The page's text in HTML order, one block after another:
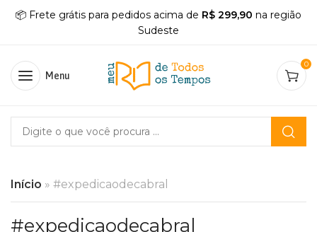
📦 Frete grátis para pedidos acima de R$ 299,90 na região
Sudeste
Menu
0
Início » #expedicaodecabral
#expedicaodecabral